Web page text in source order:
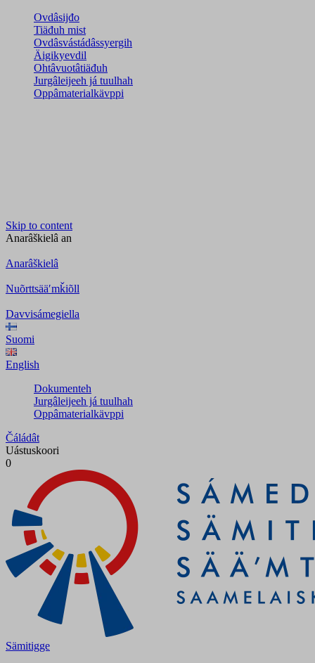
Ovdâsijđo
Tiäđuh mist
Ovdâsvástádâssyergih
Äigikyevdil
Ohtâvuotâtiäđuh
Jurgâleijeeh já tuulhah
Oppâmaterialkävppi
Skip to content
Anarâškielâ an
Anarâškielâ
Nuõrttsääʹmǩiõll
Davvisámegiella
Suomi
English
Dokumenteh
Jurgâleijeeh já tuulhah
Oppâmaterialkävppi
Čáládât
Uástuskoori
0
Sämitigge